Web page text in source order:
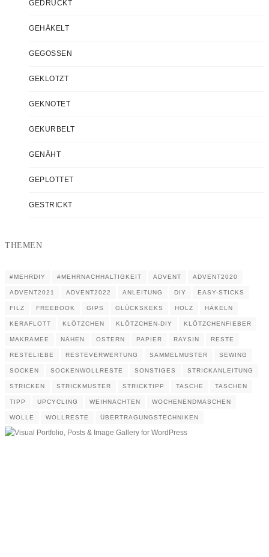
GEDRUCKT
GEHÄKELT
GEGOSSEN
GEKLOTZT
GEKNOTET
GEKURBELT
GENÄHT
GEPLOTTET
GESTRICKT
THEMEN
#MEHRDIY #MEHRNACHHALTIGKEIT ADVENT ADVENT2020
ADVENT2021 ADVENT2022 ANLEITUNG DIY EASY-STICKS
FILZ FREEBOOK GIPS GLÜCKSKEKS HOLZ HÄKELN
KERAFLOTT KLÖTZCHEN KLÖTZCHEN-DIY KLÖTZCHENFIEBER
MAKRAMEE NÄHEN OSTERN PAPIER RAYSIN RESTE
RESTELIEBE RESTEVERWERTUNG SAMMELMUSTER SEWING
SOCKEN SOCKENWOLLRESTE SONSTIGES STRICKANLEITUNG
STRICKEN STRICKMUSTER STRICKTIPP TASCHE TASCHEN
TIPP UPCYCLING WEIHNACHTEN WOCHENENDMASCHEN
WOLLE WOLLRESTE ÜBERTRAGUNGSTECHNIKEN